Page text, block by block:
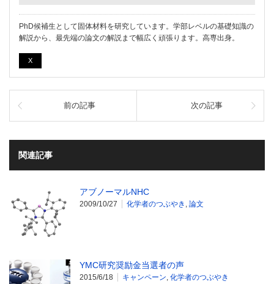
PhD候補生として固体材料を研究しています。学部レベルの基礎知識の
解説から、最先端の論文の解説まで幅広く頑張ります。高専出身。
X
前の記事 次の記事
関連記事
アブノーマルNHC
2009/10/27 化学者のつぶやき 論文
YMC研究奨励金当選者の声
2015/6/18 キャンペーン 化学者のつぶやき